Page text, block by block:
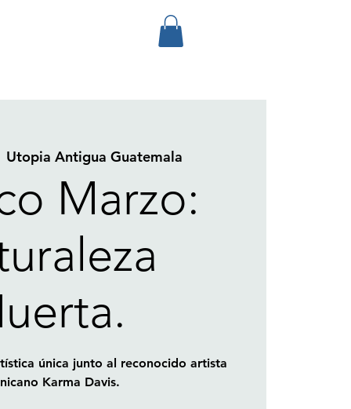
Utopia Antigua Guatemala
Marzo:
única junto al reconocido artista
Karma Davis.